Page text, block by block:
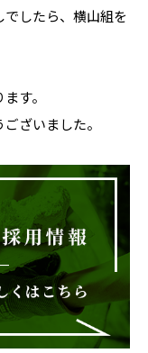
したら、横山組を
す。
ざいました。